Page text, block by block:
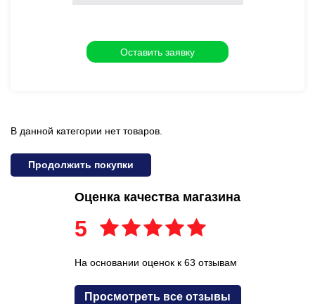
В данной категории нет товаров.
Продолжить покупки
Оценка качества магазина
5
На основании оценок к 63 отзывам
Просмотреть все отзывы